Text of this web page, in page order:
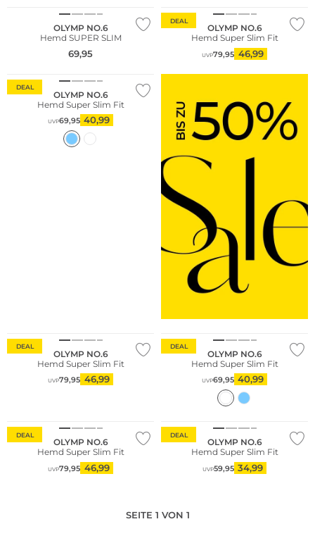
OLYMP NO.6
Hemd SUPER SLIM
69,95
DEAL
OLYMP NO.6
Hemd Super Slim Fit
UVP79,95 46,99
DEAL
OLYMP NO.6
Hemd Super Slim Fit
UVP69,95 40,99
DEAL
OLYMP NO.6
Hemd Super Slim Fit
UVP79,95 46,99
DEAL
Nachhaltig
OLYMP NO.6
Hemd Super Slim Fit
UVP69,95 40,99
DEAL
OLYMP NO.6
Hemd Super Slim Fit
UVP79,95 46,99
DEAL
OLYMP NO.6
Hemd Super Slim Fit
UVP59,95 34,99
SEITE 1 VON 1